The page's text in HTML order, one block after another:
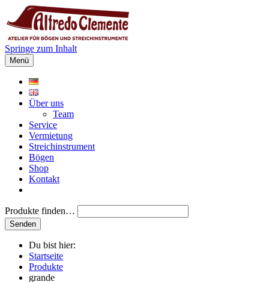
Springe zum Inhalt
Menü
Über uns
Team
Service
Vermietung
Streichinstrument
Bögen
Shop
Kontakt
Produkte finden…
Du bist hier:
Startseite
Produkte
grande